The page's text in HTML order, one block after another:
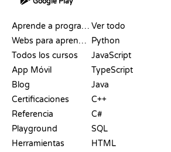
Aprende a programar
Webs para aprender a programar gratis
Todos los cursos
App Móvil
Blog
Certificaciones
Referencia
Playground
Herramientas
Ver todo
Python
JavaScript
TypeScript
Java
C++
C#
SQL
HTML